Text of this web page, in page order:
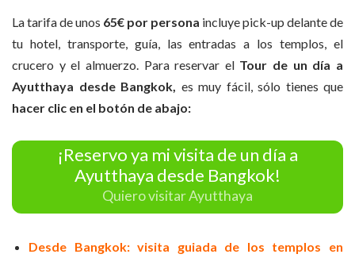
La tarifa de unos 65€ por persona incluye pick-up delante de
tu hotel, transporte, guía, las entradas a los templos, el
crucero y el almuerzo. Para reservar el Tour de un día a
Ayutthaya desde Bangkok, es muy fácil, sólo tienes que
hacer clic en el botón de abajo:
¡Reservo ya mi visita de un día a
Ayutthaya desde Bangkok!
Quiero visitar Ayutthaya
Desde Bangkok: visita guiada de los templos en